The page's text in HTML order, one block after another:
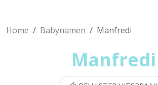
Home Babynamen Manfredi
Manfredi